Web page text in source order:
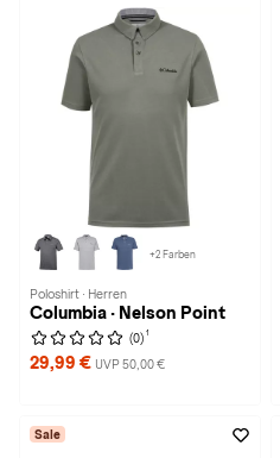
+2 Farben
Poloshirt · Herren
Columbia · Nelson Point
(0) 1
29,99 € UVP 50,00 €
Sale